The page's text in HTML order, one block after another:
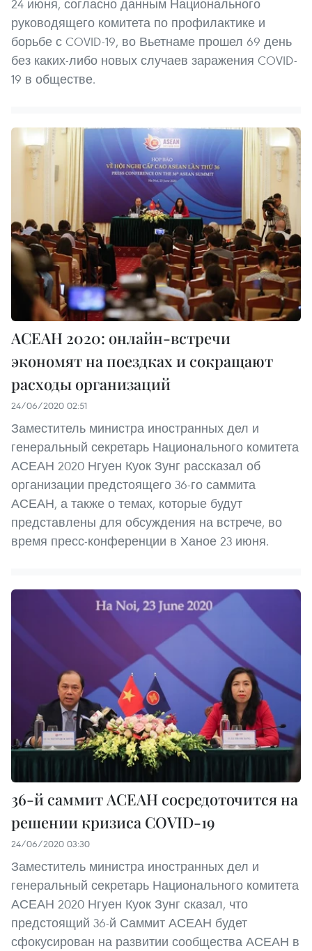
24 июня, согласно данным Национального
руководящего комитета по профилактике и
борьбе с COVID-19, во Вьетнаме прошел 69 день
без каких-либо новых случаев заражения COVID-
19 в обществе.
АСЕАН 2020: онлайн-встречи
экономят на поездках и сокращают
расходы организаций
24/06/2020 02:51
Заместитель министра иностранных дел и
генеральный секретарь Национального комитета
АСЕАН 2020 Нгуен Куок Зунг рассказал об
организации предстоящего 36-го саммита
АСЕАН, а также о темах, которые будут
представлены для обсуждения на встрече, во
время пресс-конференции в Ханое 23 июня.
36-й саммит АСЕАН сосредоточится на
решении кризиса COVID-19
24/06/2020 03:30
Заместитель министра иностранных дел и
генеральный секретарь Национального комитета
АСЕАН 2020 Нгуен Куок Зунг сказал, что
предстоящий 36-й Саммит АСЕАН будет
сфокусирован на развитии сообщества АСЕАН в